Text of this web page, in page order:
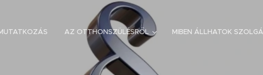
AZ OTTHONSZÜLÉSRŐL MIBEN ÁLLHATOK